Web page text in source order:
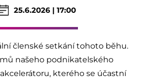
25.6.2026 | 17:00
členské setkání tohoto běhu.
našeho podnikatelského
kterého se účastní